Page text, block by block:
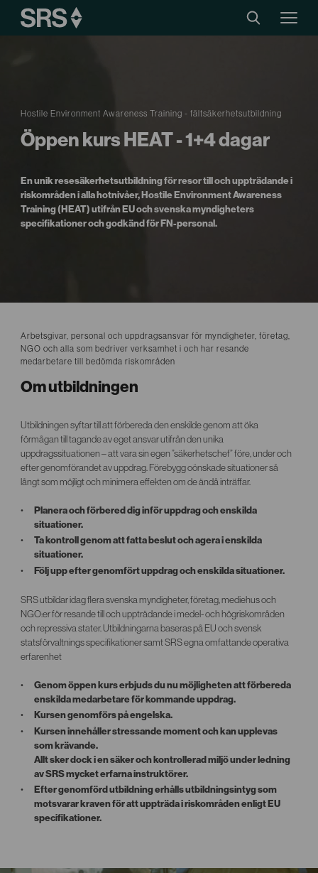
Hostile Environment Awareness Training - fältsäkerhetsutbildning
Öppen kurs HEAT - 1+4 dagar
En unik resesäkerhetsutbildning för resor till och uppträdande i
riskområden i alla hotnivåer, Hostile Environment Awareness
Training (HEAT) utifrån EU och svenska myndigheters
specifikationer och godkänd för FN-personal.
Arbetsgivar, personal och uppdragsansvar för myndigheter, företag,
NGO och alla som bedriver verksamhet i och har resande
medarbetare till bedömda riskområden
Om utbildningen
Utbildningen syftar till att förbereda den enskilde genom att öka
förmågan till tagande av eget ansvar utifrån den unika
uppdragssituationen – att vara sin egen ”säkerhetschef” före, under och
efter genomförandet av uppdrag. Förebygg oönskade situationer så
långt som möjligt och minimera effekten om de ändå inträffar.
Planera och förbered dig inför uppdrag och enskilda
situationer.
Ta kontroll genom att fatta beslut och agera i enskilda
situationer.
Följ upp efter genomfört uppdrag och enskilda situationer.
SRS utbildar idag flera svenska myndigheter, företag, mediehus och
NGO:er för resande till och uppträdande i medel- och högriskområden
och repressiva stater. Utbildningarna baseras på EU och svensk
statsförvaltnings specifikationer samt SRS egna omfattande operativa
erfarenhet
Genom öppen kurs erbjuds du nu möjligheten att förbereda
enskilda medarbetare för kommande uppdrag.
Kursen genomförs på engelska.
Kursen innehåller stressande moment och kan upplevas
som krävande.
Allt sker dock i en säker och kontrollerad miljö under ledning
av SRS mycket erfarna instruktörer.
Efter genomförd utbildning erhålls utbildningsintyg som
motsvarar kraven för att uppträda i riskområden enligt EU
specifikationer.